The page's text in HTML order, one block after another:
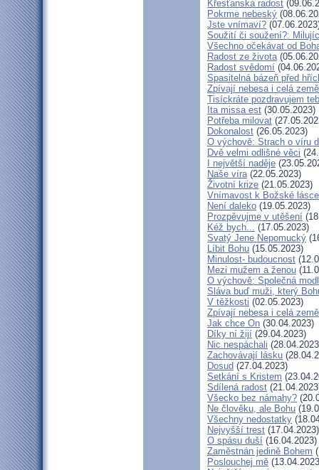
Křesťanská radost
Pokrme nebeský
Jste vnímaví?
Soužití či soužení?:
Všechno očekávat od
Radost ze života
Radost svědomí
Spasitelná bázeň před
Zpívají nebesa i celá země
Tisíckráte pozdravujem
Ita missa est (30.05.2023)
Potřeba milovat
Dokonalost (26.05.2023)
O výchově: Strach o víru
Dvě velmi odlišné věci
I největší naděje
Naše víra(22.05.2023)
Životní krize (21.05.2023)
Vnímavost k Božské
Není daleko (19.05.2023)
Prozpěvujme v utěšení
Kéž bych... (17.05.2023)
Svatý Jene Nepomucký
Líbit Bohu (15.05.2023)
Minulost- budoucnost
Mezi mužem a ženou
O výchově: Společná
Sláva buď muži, který
V těžkosti (02.05.2023)
Zpívají nebesa i celá země
Jak chce On (30.04.2023)
Díky ní žijí (29.04.2023)
Nic nespáchali
Zachovávají lásku
Dosud (27.04.2023)
Setkání s Kristem
Sdílená radost
Všecko bez námahy?
Ne člověku, ale Bohu
Všechny nedostatky
Nejvyšší trest (17.04.2023)
O spásu duší (16.04.2023)
Zaměstnán jedině Bohem
Poslouchej mě